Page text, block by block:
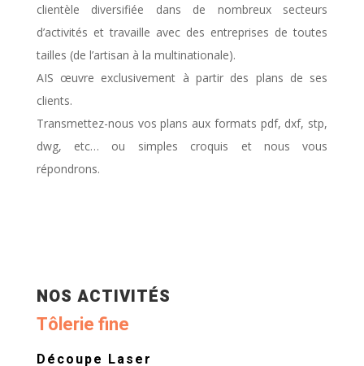
clientèle diversifiée dans de nombreux secteurs
d’activités et travaille avec des entreprises de toutes
tailles (de l’artisan à la multinationale).
AIS œuvre exclusivement à partir des plans de ses
clients.
Transmettez-nous vos plans aux formats pdf, dxf, stp,
dwg, etc… ou simples croquis et nous vous
répondrons.
NOS ACTIVITÉS
Tôlerie fine
Découpe Laser